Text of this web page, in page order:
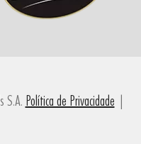
S.A. Política de Privacidade |